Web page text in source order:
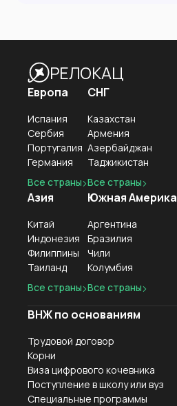
РЕЛОКАЦ
Европа
Испания
Сербия
Португалия
Германия
Все страны
Азия
Китай
Индонезия
Филиппины
Таиланд
Все страны
СНГ
Казахстан
Армения
Азербайджан
Таджикистан
Все страны
Южная Америка
Аргентина
Бразилия
Чили
Колумбия
Все страны
ВНЖ по основаниям
Трудовой договор
Корни
Виза цифрового кочевника
Поступление в школу или вуз
Специальные программы